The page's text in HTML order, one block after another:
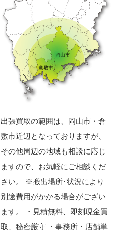
出張買取の範囲は、岡山市・倉
敷市近辺となっておりますが、
その他周辺の地域も相談に応じ
ますので、お気軽にご相談くだ
さい。 ※搬出場所･状況により
別途費用がかかる場合がござい
ます。 ・見積無料、即刻現金買
取、秘密厳守 ・事務所・店舗単